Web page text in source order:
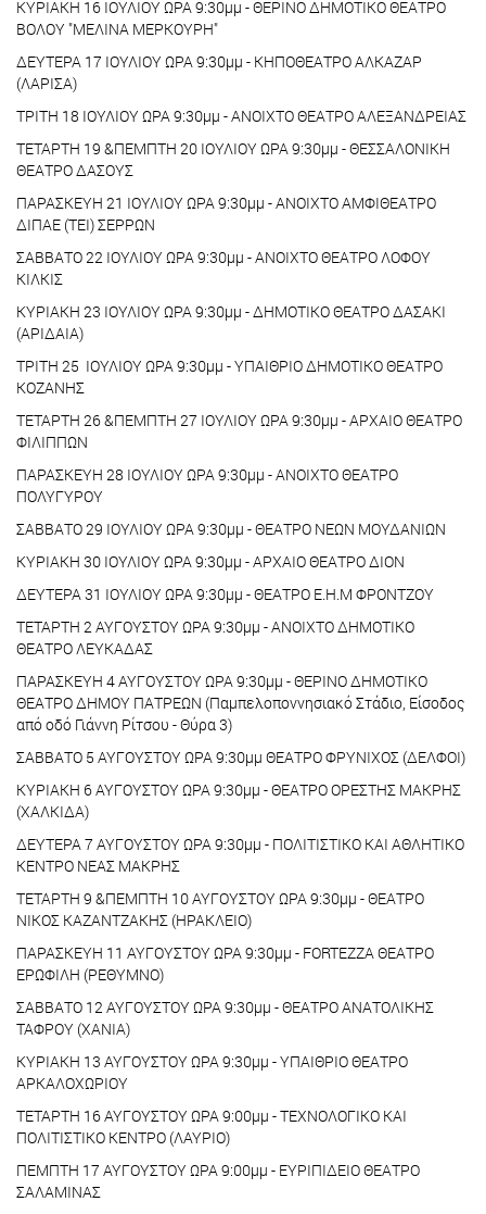
ΚΥΡΙΑΚΗ 16 ΙΟΥΛΙΟΥ ΩΡΑ 9:30μμ - ΘΕΡΙΝΟ ΔΗΜΟΤΙΚΟ ΘΕΑΤΡΟ
ΒΟΛΟΥ "ΜΕΛΙΝΑ ΜΕΡΚΟΥΡΗ"
ΔΕΥΤΕΡΑ 17 ΙΟΥΛΙΟΥ ΩΡΑ 9:30μμ - ΚΗΠΟΘΕΑΤΡΟ ΑΛΚΑΖΑΡ
(ΛΑΡΙΣΑ)
ΤΡΙΤΗ 18 ΙΟΥΛΙΟΥ ΩΡΑ 9:30μμ - ΑΝΟΙΧΤΟ ΘΕΑΤΡΟ ΑΛΕΞΑΝΔΡΕΙΑΣ
ΤΕΤΑΡΤΗ 19 &ΠΕΜΠΤΗ 20 ΙΟΥΛΙΟΥ ΩΡΑ 9:30μμ - ΘΕΣΣΑΛΟΝΙΚΗ
ΘΕΑΤΡΟ ΔΑΣΟΥΣ
ΠΑΡΑΣΚΕΥΗ 21 ΙΟΥΛΙΟΥ ΩΡΑ 9:30μμ - ΑΝΟΙΧΤΟ ΑΜΦΙΘΕΑΤΡΟ
ΔΙΠΑΕ (ΤΕΙ) ΣΕΡΡΩΝ
ΣΑΒΒΑΤΟ 22 ΙΟΥΛΙΟΥ ΩΡΑ 9:30μμ - ΑΝΟΙΧΤΟ ΘΕΑΤΡΟ ΛΟΦΟΥ
ΚΙΛΚΙΣ
ΚΥΡΙΑΚΗ 23 ΙΟΥΛΙΟΥ ΩΡΑ 9:30μμ - ΔΗΜΟΤΙΚΟ ΘΕΑΤΡΟ ΔΑΣΑΚΙ
(ΑΡΙΔΑΙΑ)
ΤΡΙΤΗ 25 ΙΟΥΛΙΟΥ ΩΡΑ 9:30μμ - ΥΠΑΙΘΡΙΟ ΔΗΜΟΤΙΚΟ ΘΕΑΤΡΟ
ΚΟΖΑΝΗΣ
ΤΕΤΑΡΤΗ 26 &ΠΕΜΠΤΗ 27 ΙΟΥΛΙΟΥ ΩΡΑ 9:30μμ - ΑΡΧΑΙΟ ΘΕΑΤΡΟ
ΦΙΛΙΠΠΩΝ
ΠΑΡΑΣΚΕΥΗ 28 ΙΟΥΛΙΟΥ ΩΡΑ 9:30μμ - ΑΝΟΙΧΤΟ ΘΕΑΤΡΟ
ΠΟΛΥΓΥΡΟΥ
ΣΑΒΒΑΤΟ 29 ΙΟΥΛΙΟΥ ΩΡΑ 9:30μμ - ΘΕΑΤΡΟ ΝΕΩΝ ΜΟΥΔΑΝΙΩΝ
ΚΥΡΙΑΚΗ 30 ΙΟΥΛΙΟΥ ΩΡΑ 9:30μμ - ΑΡΧΑΙΟ ΘΕΑΤΡΟ ΔΙΟΝ
ΔΕΥΤΕΡΑ 31 ΙΟΥΛΙΟΥ ΩΡΑ 9:30μμ - ΘΕΑΤΡΟ Ε.Η.Μ ΦΡΟΝΤΖΟΥ
ΤΕΤΑΡΤΗ 2 ΑΥΓΟΥΣΤΟΥ ΩΡΑ 9:30μμ - ΑΝΟΙΧΤΟ ΔΗΜΟΤΙΚΟ
ΘΕΑΤΡΟ ΛΕΥΚΑΔΑΣ
ΠΑΡΑΣΚΕΥΗ 4 ΑΥΓΟΥΣΤΟΥ ΩΡΑ 9:30μμ - ΘΕΡΙΝΟ ΔΗΜΟΤΙΚΟ
ΘΕΑΤΡΟ ΔΗΜΟΥ ΠΑΤΡΕΩΝ (Παμπελοποννησιακό Στάδιο, Είσοδος
από οδό Γιάννη Ρίτσου - Θύρα 3)
ΣΑΒΒΑΤΟ 5 ΑΥΓΟΥΣΤΟΥ ΩΡΑ 9:30μμ ΘΕΑΤΡΟ ΦΡΥΝΙΧΟΣ (ΔΕΛΦΟΙ)
ΚΥΡΙΑΚΗ 6 ΑΥΓΟΥΣΤΟΥ ΩΡΑ 9:30μμ - ΘΕΑΤΡΟ ΟΡΕΣΤΗΣ ΜΑΚΡΗΣ
(ΧΑΛΚΙΔΑ)
ΔΕΥΤΕΡΑ 7 ΑΥΓΟΥΣΤΟΥ ΩΡΑ 9:30μμ - ΠΟΛΙΤΙΣΤΙΚΟ ΚΑΙ ΑΘΛΗΤΙΚΟ
ΚΕΝΤΡΟ ΝΕΑΣ ΜΑΚΡΗΣ
ΤΕΤΑΡΤΗ 9 &ΠΕΜΠΤΗ 10 ΑΥΓΟΥΣΤΟΥ ΩΡΑ 9:30μμ - ΘΕΑΤΡΟ
ΝΙΚΟΣ ΚΑΖΑΝΤΖΑΚΗΣ (ΗΡΑΚΛΕΙΟ)
ΠΑΡΑΣΚΕΥΗ 11 ΑΥΓΟΥΣΤΟΥ ΩΡΑ 9:30μμ - FORTEZZA ΘΕΑΤΡΟ
ΕΡΩΦΙΛΗ (ΡΕΘΥΜΝΟ)
ΣΑΒΒΑΤΟ 12 ΑΥΓΟΥΣΤΟΥ ΩΡΑ 9:30μμ - ΘΕΑΤΡΟ ΑΝΑΤΟΛΙΚΗΣ
ΤΑΦΡΟΥ (ΧΑΝΙΑ)
ΚΥΡΙΑΚΗ 13 ΑΥΓΟΥΣΤΟΥ ΩΡΑ 9:30μμ - ΥΠΑΙΘΡΙΟ ΘΕΑΤΡΟ
ΑΡΚΑΛΟΧΩΡΙΟΥ
ΤΕΤΑΡΤΗ 16 ΑΥΓΟΥΣΤΟΥ ΩΡΑ 9:00μμ - ΤΕΧΝΟΛΟΓΙΚΟ ΚΑΙ
ΠΟΛΙΤΙΣΤΙΚΟ ΚΕΝΤΡΟ (ΛΑΥΡΙΟ)
ΠΕΜΠΤΗ 17 ΑΥΓΟΥΣΤΟΥ ΩΡΑ 9:00μμ - ΕΥΡΙΠΙΔΕΙΟ ΘΕΑΤΡΟ
ΣΑΛΑΜΙΝΑΣ